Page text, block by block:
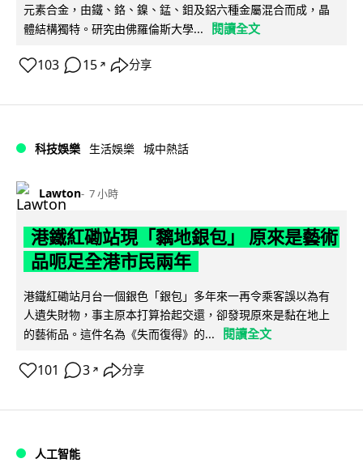
元素合金，由鐵、鉻、鎳、錳、鉬及鋁六種金屬混合而成，晶
體結構獨特。研究由佛羅倫斯大學...
閱讀全文
103 15 ↗ 分享
科技娛樂 生活娛樂 城中熱話
Lawton 7 小時
港鐵紅磡站現「黐地銀包」 原來是藝術
品呃足全港市民兩年
港鐵紅磡站月台一個銀色「銀包」多年來一再令乘客誤以為有
人遺失財物，事主原本打算拾起交還，卻發現原來是黏在地上
的藝術品。這件名為《失而復得》的...
閱讀全文
101 3 ↗ 分享
人工智能